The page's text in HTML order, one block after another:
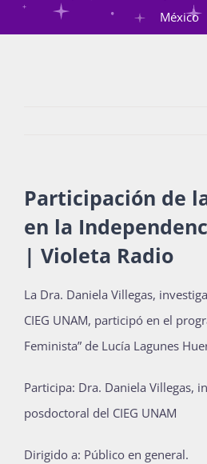
Atención de la
La
Blog
Recursos
Súmate
México
Participación de
en la
| Violeta Radio
La Dra. Daniela Villegas,
CIEG UNAM, participó en el
Feminista” de Lucía Lagunes
Participa: Dra. Daniela Villegas,
posdoctoral del CIEG UNAM
Dirigido a: Público en general.